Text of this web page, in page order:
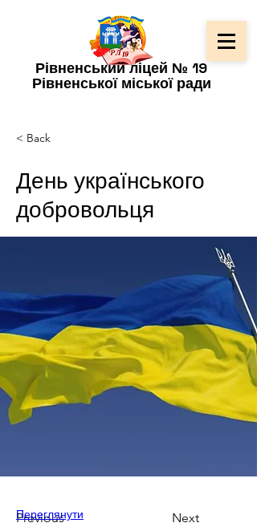
Рівненський ліцей № 19
Рівненської міської ради
< Back
День українського
добровольця
Previous Next
Переглянути